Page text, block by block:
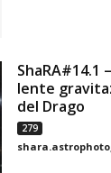
ShaRA#14.1
lente
del Drago
279